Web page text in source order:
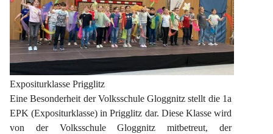
Expositurklasse Prigglitz
Eine Besonderheit der Volksschule Gloggnitz stellt die 1a
EPK (Expositurklasse) in Prigglitz dar. Diese Klasse wird
von der Volksschule Gloggnitz mitbetreut, der